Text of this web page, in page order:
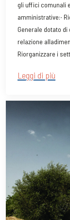
gli uffici comunali
amministrative:∙
Generale dotato
relazione
Riorganizzare i
Leggi di più